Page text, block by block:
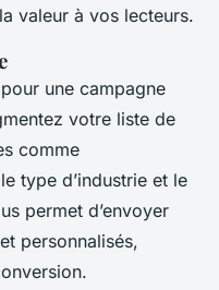
valeur à vos lecteurs.
une campagne
votre liste de
comme
type d’industrie et le
permet d’envoyer
personnalisés,